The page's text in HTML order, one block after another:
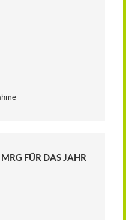
FÜR DAS JAHR